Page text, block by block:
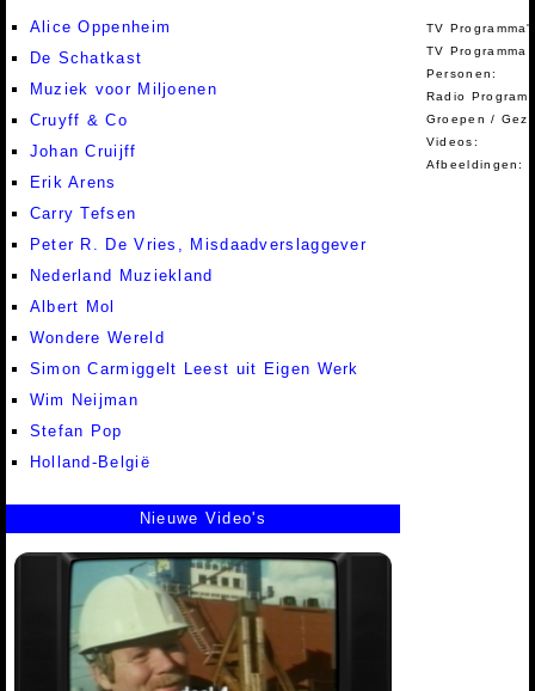
Alice Oppenheim
De Schatkast
Muziek voor Miljoenen
Cruyff & Co
Johan Cruijff
Erik Arens
Carry Tefsen
Peter R. De Vries, Misdaadverslaggever
Nederland Muziekland
Albert Mol
Wondere Wereld
Simon Carmiggelt Leest uit Eigen Werk
Wim Neijman
Stefan Pop
Holland-België
TV
TV Programma
Personen:
Radio
Groepen /
Videos:
Afbeeldingen:
Nieuwe Video's